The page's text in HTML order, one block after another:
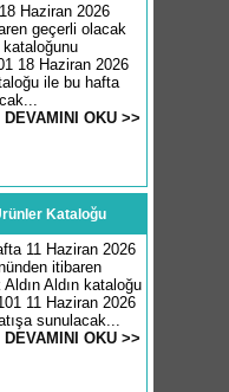
Haziran 2026
geçerli olacak
18 Haziran 2026
ile bu hafta
DEVAMINI OKU >>
Kataloğu
11 Haziran 2026
itibaren
Aldın kataloğu
11 Haziran 2026
sunulacak...
DEVAMINI OKU >>